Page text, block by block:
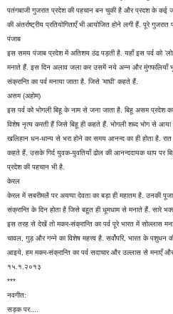
पतंगबाजी गुजरात प्रदेश की पहचान बन चुकी है और प्रदश के कई
की अंतर्राष्ट्रीय प्रतियोगिताएँ भी आयोजित होने लगी हैं. पूरे
पंजाब
इस समय पंजाब प्रदेश में अतिशय ठंढ पड़ती है. यहाँ इस पर्व को
मनाते हैं. इस दिन अलाव जला कर उसमें नये अन्न और मुंगफलियाँ
संक्रान्ति का पर्व मनाया जाता है. जिसे ’माघी’ कहते हैं.
असम (अहोम)
इस पर्व को भोगली बिहू के नाम से जना जाता है. बिहू असम प्रदेश
विशेष नृत्य करती हैं जिसे बिहू ही कहते हैं. भोगली शब्द भोग से
खलिहान धन-धान्य से भरा होने का समय आनन्द का ही होता है.
कहते हैं. उसके गिर्द युवक-युवतियाँ ढोल की आनन्ददायक थाप पर
प्रदेश की पहचान भी है.
केरल
केरल में सबरीमलै पर अयप्पा देवता का बड़ा ही महातम है. उनकी
संक्रान्ति के दिन होता है जिसे बहुत ही धूमधाम से मनाते हैं. सारे
इस तरह से देखें तो मकर-संक्रान्ति का पर्व पूरे भारत में सोल्लास
चावल, गुड़ और गन्ने का विशेष महत्त्व है. सर्वोपरि, भारत के पशुधन
आइये, हम मकर-संक्रान्ति का पर्व सदाचार और उल्लास से मनाएँ और
१५.१.२०१३
***
नवगीत:
सड़क पर....